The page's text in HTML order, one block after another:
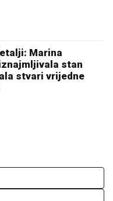
Marina
stan
stvari vrijedne